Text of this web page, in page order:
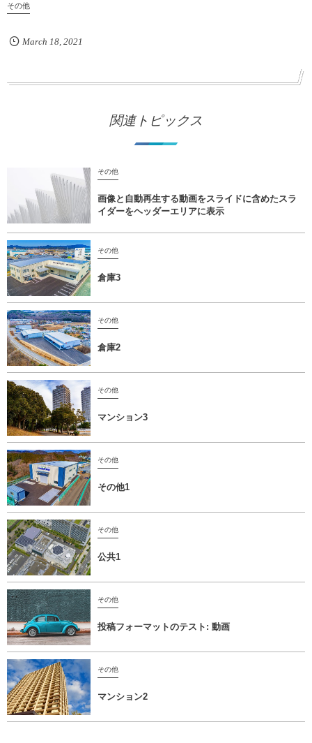
その他
March 18, 2021
関連トピックス
その他
画像と自動再生する動画をスライドに含めたスラ
イダーをヘッダーエリアに表示
その他
倉庫3
その他
倉庫2
その他
マンション3
その他
その他1
その他
公共1
その他
投稿フォーマットのテスト: 動画
その他
マンション2